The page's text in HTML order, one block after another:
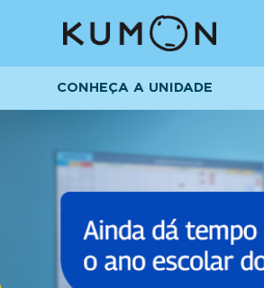
CONHEÇA A UNIDADE